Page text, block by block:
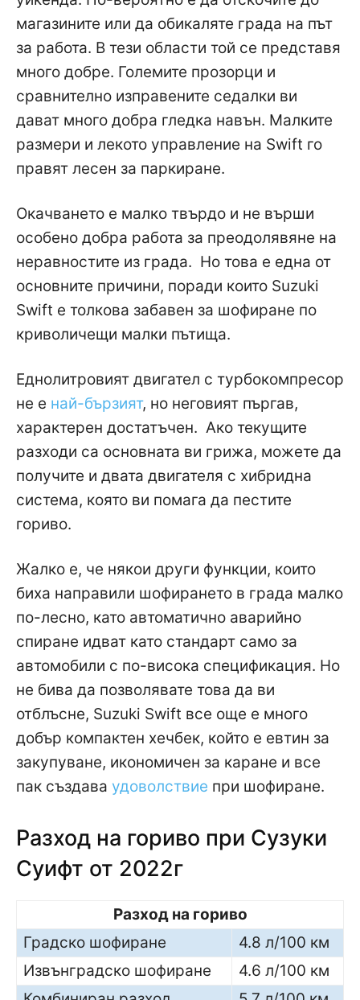
магазините или да обикаляте града на път
за работа. В тези области той се представя
много добре. Големите прозорци и
сравнително изправените седалки ви
дават много добра гледка навън. Малките
размери и лекото управление на Swift го
правят лесен за паркиране.
Окачването е малко твърдо и не върши
особено добра работа за преодолявяне на
неравностите из града. Но това е една от
основните причини, поради които Suzuki
Swift е толкова забавен за шофиране по
криволичещи малки пътища.
Еднолитровият двигател с турбокомпресор
не е най-бързият, но неговият пъргав,
характерен достатъчен. Ако текущите
разходи са основната ви грижа, можете да
получите и двата двигателя с хибридна
система, която ви помага да пестите
гориво.
Жалко е, че някои други функции, които
биха направили шофирането в града малко
по-лесно, като автоматично аварийно
спиране идват като стандарт само за
автомобили с по-висока спецификация. Но
не бива да позволявате това да ви
отблъсне, Suzuki Swift все още е много
добър компактен хечбек, който е евтин за
закупуване, икономичен за каране и все
пак създава удоволствие при шофиране.
Разход на гориво при Сузуки
Суифт от 2022г
Разход на гориво
Градско шофиране
4.8 л/100 км
Извънградско шофиране
4.6 л/100 км